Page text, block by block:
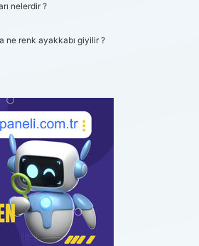
nelerdir ?
ne renk ayakkabı giyilir ?